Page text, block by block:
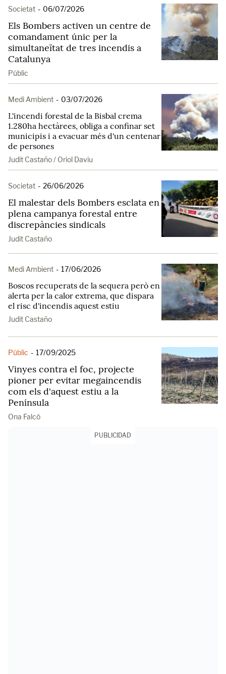
Societat - 06/07/2026
Els Bombers activen un centre de
comandament únic per la
simultaneïtat de tres incendis a
Catalunya
Públic
Medi Ambient - 03/07/2026
L'incendi forestal de la Bisbal crema
1.280ha hectàrees, obliga a confinar set
municipis i a evacuar més d'un centenar
de persones
Judit Castaño / Oriol Daviu
Societat - 26/06/2026
El malestar dels Bombers esclata en
plena campanya forestal entre
discrepàncies sindicals
Judit Castaño
Medi Ambient - 17/06/2026
Boscos recuperats de la sequera però en
alerta per la calor extrema, que dispara
el risc d'incendis aquest estiu
Judit Castaño
Públic - 17/09/2025
Vinyes contra el foc, projecte
pioner per evitar megaincendis
com els d'aquest estiu a la
Península
Ona Falcó
PUBLICIDAD